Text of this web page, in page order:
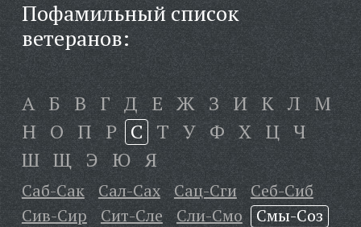
Пофамильный список
ветеранов:
А Б В Г Д Е Ж З И К Л М
Н О П Р С Т У Ф Х Ц Ч
Ш Щ Э Ю Я
Саб-Сак Сал-Сах Сац-Сги
Себ-Сиб
Сив-Сир
Сит-Сле Сли-Смо
Смы-Соз